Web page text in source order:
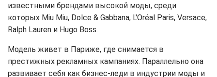
известными брендами высокой моды, среди
которых Miu Miu, Dolce & Gabbana, L'Oréal Paris, Versace,
Ralph Lauren и Hugo Boss.
Модель живет в Париже, где снимается в
престижных рекламных кампаниях. Параллельно она
развивает себя как бизнес-леди в индустрии моды и